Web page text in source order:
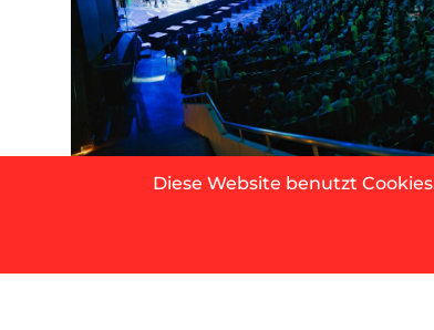
Diese Website benutzt